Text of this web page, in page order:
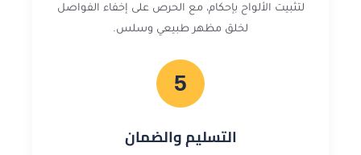
لتثبيت الألواح بإحكام، مع الحرص على إخفاء الفواصل
لخلق مظهر طبيعي وسلس.
5
التسليم والضمان